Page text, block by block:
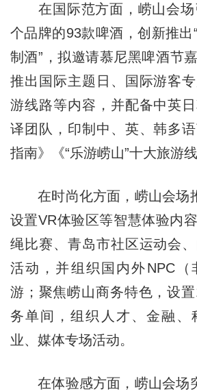
在国际范方面，崂山会场
个品牌的93款啤酒，创新推出
制酒”，拟邀请慕尼黑啤酒节
推出国际主题日、国际游客
游线路等内容，并配备中英
译团队，印制中、英、韩多
指南》《“乐游崂山”十大旅游线
在时尚化方面，崂山会场推
设置VR体验区等智慧体验内
绳比赛、青岛市社区运动会
活动，并组织国内外NPC（
游；聚焦崂山商务特色，设
务单间，组织人才、金融、
业、媒体专场活动。
在体验感方面，崂山会场